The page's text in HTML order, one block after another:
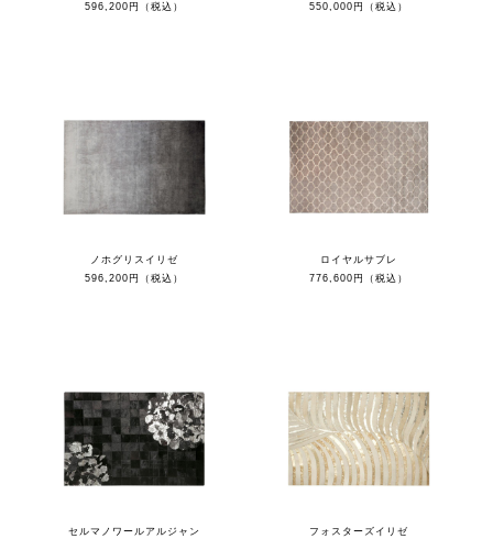
596,200円（税込）
550,000円（税込）
ノホグリスイリゼ
596,200円（税込）
ロイヤルサブレ
776,600円（税込）
セルマノワールアルジャン
フォスターズイリゼ